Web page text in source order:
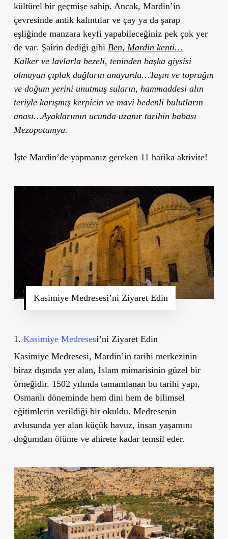
kültürel bir geçmişe sahip. Ancak, Mardin’in
çevresinde antik kalıntılar ve çay ya da şarap
eşliğinde manzara keyfi yapabileceğiniz pek çok yer
de var. Şairin dediği gibi Ben, Mardin kenti…
Kalker ve lavlarla bezeli, teninden başka giysisi
olmayan çıplak dağların anayurdu…Taşın ve toprağın
ve doğum yerini unutmuş suların, hammaddesi alın
teriyle karışmış kerpicin ve mavi bedenli bulutların
anası…Ayaklarımın ucunda uzanır tarihin babası
Mezopotamya.
İşte Mardin’de yapmanız gereken 11 harika aktivite!
Kasimiye Medresesi’ni Ziyaret Edin
1. Kasimiye Medresesi’ni Ziyaret Edin
Kasimiye Medresesi, Mardin’in tarihi merkezinin
biraz dışında yer alan, İslam mimarisinin güzel bir
örneğidir. 1502 yılında tamamlanan bu tarihi yapı,
Osmanlı döneminde hem dini hem de bilimsel
eğitimlerin verildiği bir okuldu. Medresenin
avlusunda yer alan küçük havuz, insan yaşamını
doğumdan ölüme ve ahirete kadar temsil eder.